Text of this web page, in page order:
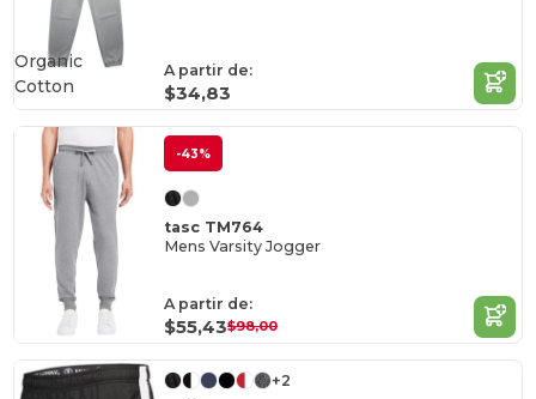
A partir de:
$34,83
Organic
Cotton
-43%
tasc TM764
Mens Varsity Jogger
A partir de:
$55,43$98,00
+2